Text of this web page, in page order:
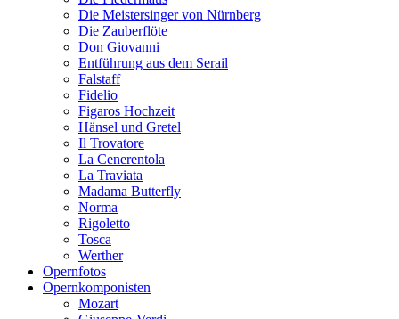
Die Meistersinger von Nürnberg
Die Zauberflöte
Don Giovanni
Entführung aus dem Serail
Falstaff
Fidelio
Figaros Hochzeit
Hänsel und Gretel
Il Trovatore
La Cenerentola
La Traviata
Madama Butterfly
Norma
Rigoletto
Tosca
Werther
Opernfotos
Opernkomponisten
Mozart